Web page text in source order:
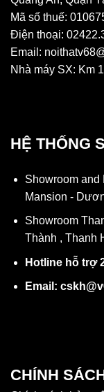
Mã số thuế:
Điện thoại:
Email:
Nhà máy SX: Km
HỆ THỐNG
Showroom and
Mansion -
Showroom
Thành , Thanh
Hotline hỗ trợ
Email:
CHÍNH